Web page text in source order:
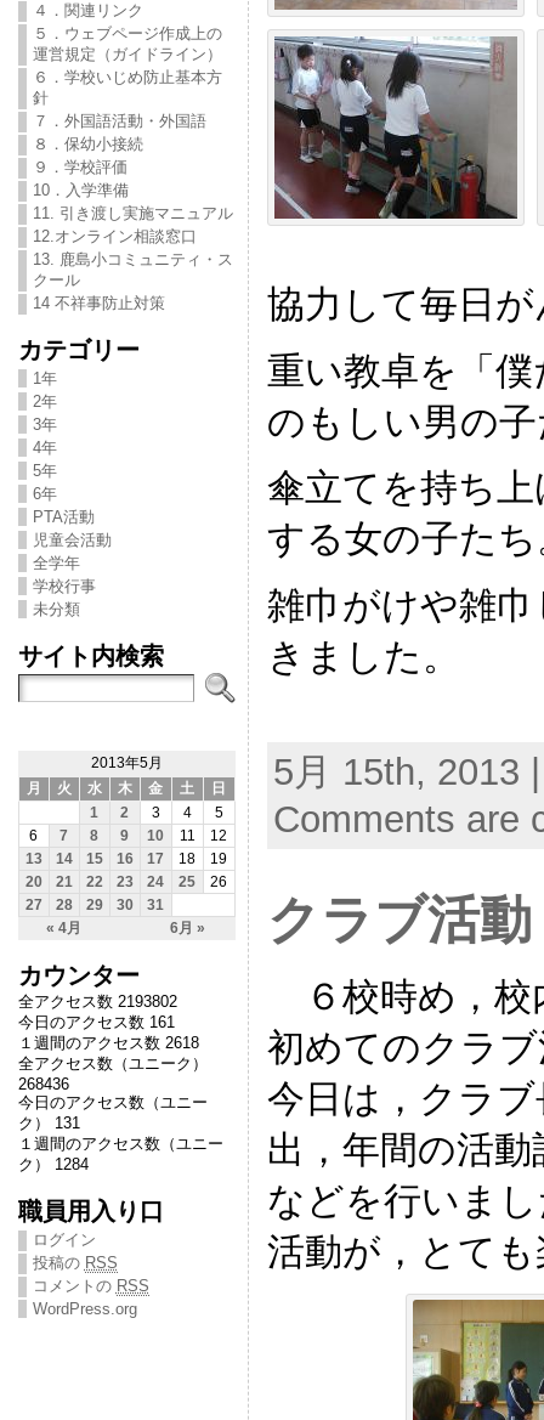
４．関連リンク
５．ウェブページ作成上の
運営規定（ガイドライン）
６．学校いじめ防止基本方
針
７．外国語活動・外国語
８．保幼小接続
９．学校評価
10．入学準備
11. 引き渡し実施マニュアル
12.オンライン相談窓口
13. 鹿島小コミュニティ・ス
クール
14 不祥事防止対策
カテゴリー
1年
2年
3年
4年
5年
6年
PTA活動
児童会活動
全学年
学校行事
未分類
サイト内検索
2013年5月
月
火 水 木 金 土 日
« 4月 6月 »
1 2 3 4
5
6
7 8 9 10 11
12
13
14 15 16 17 18
19
20
21 22 23 24 25
26
27
28 29 30 31
カウンター
全アクセス数 2193802
今日のアクセス数 161
１週間のアクセス数 2618
全アクセス数（ユニーク）
268436
今日のアクセス数（ユニー
ク） 131
１週間のアクセス数（ユニー
ク） 1284
職員用入り口
ログイン
投稿の RSS
コメントの RSS
WordPress.org
協力して毎日
重い教卓を「
のもしい男の
傘立てを持ち
する女の子た
雑巾がけや雑
きました。
5月 15th, 2013
Comments are
クラブ活
６校時め，校
初めてのクラ
今日は，クラ
出，年間の活
などを行いま
活動が，とて